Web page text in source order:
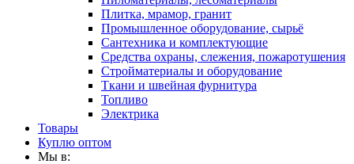
Плитка, мрамор, гранит
Промышленное оборудование, сырьё
Сантехника и комплектующие
Средства охраны, слежения, пожаротушения
Стройматериалы и оборудование
Ткани и швейная фурнитура
Топливо
Электрика
Товары
Куплю оптом
Мы в: